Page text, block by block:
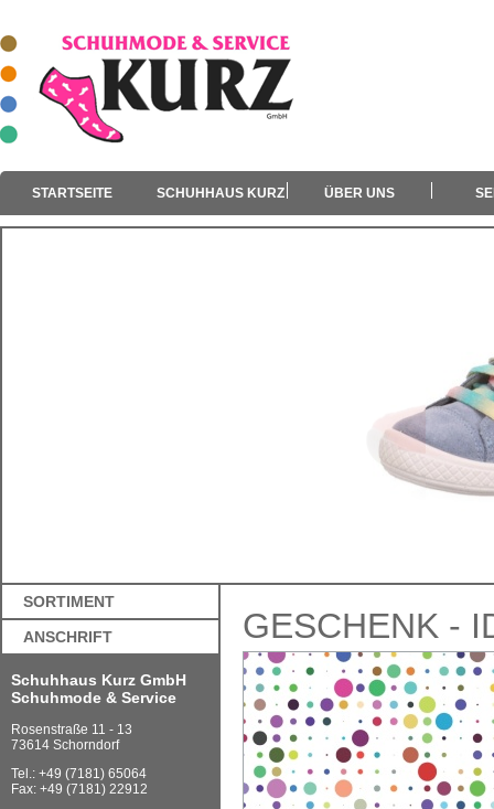
STARTSEITE SCHUHHAUS KURZ ÜBER UNS
SORTIMENT
ANSCHRIFT
Schuhhaus Kurz GmbH
Schuhmode & Service
Rosenstraße 11 - 13
73614 Schorndorf
Tel.: +49 (7181) 65064
Fax: +49 (7181) 22912
GESCHENK -